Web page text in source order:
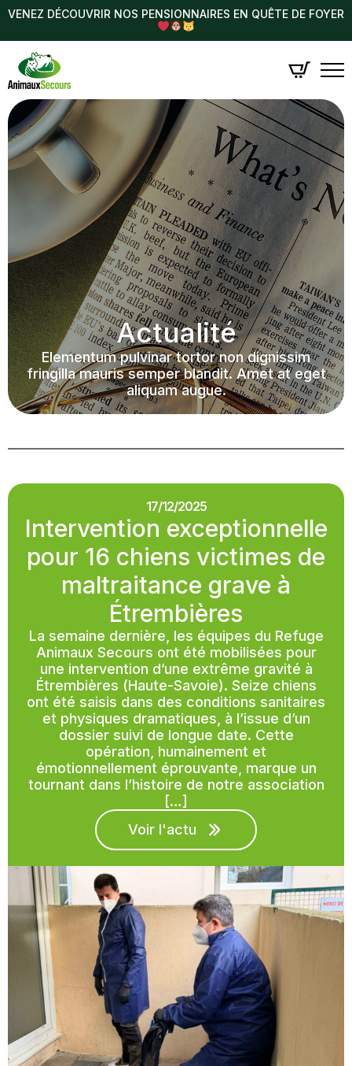
VENEZ DÉCOUVRIR NOS PENSIONNAIRES EN QUÊTE DE FOYER
Actualité
Elementum pulvinar tortor non dignissim
fringilla mauris semper blandit. Amet at eget
aliquam augue.
17/12/2025
Intervention exceptionnelle
pour 16 chiens victimes de
maltraitance grave à
Étrembières
La semaine dernière, les équipes du Refuge
Animaux Secours ont été mobilisées pour
une intervention d’une extrême gravité à
Étrembières (Haute-Savoie). Seize chiens
ont été saisis dans des conditions sanitaires
et physiques dramatiques, à l’issue d’un
dossier suivi de longue date. Cette
opération, humainement et
émotionnellement éprouvante, marque un
tournant dans l’histoire de notre association
[…]
Voir l'actu